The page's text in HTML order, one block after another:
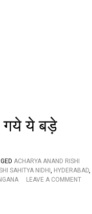
गये ये बड़े
ACHARYA ANAND RISHI
SAHITYA NIDHI , HYDERABAD,
LEAVE A COMMENTO